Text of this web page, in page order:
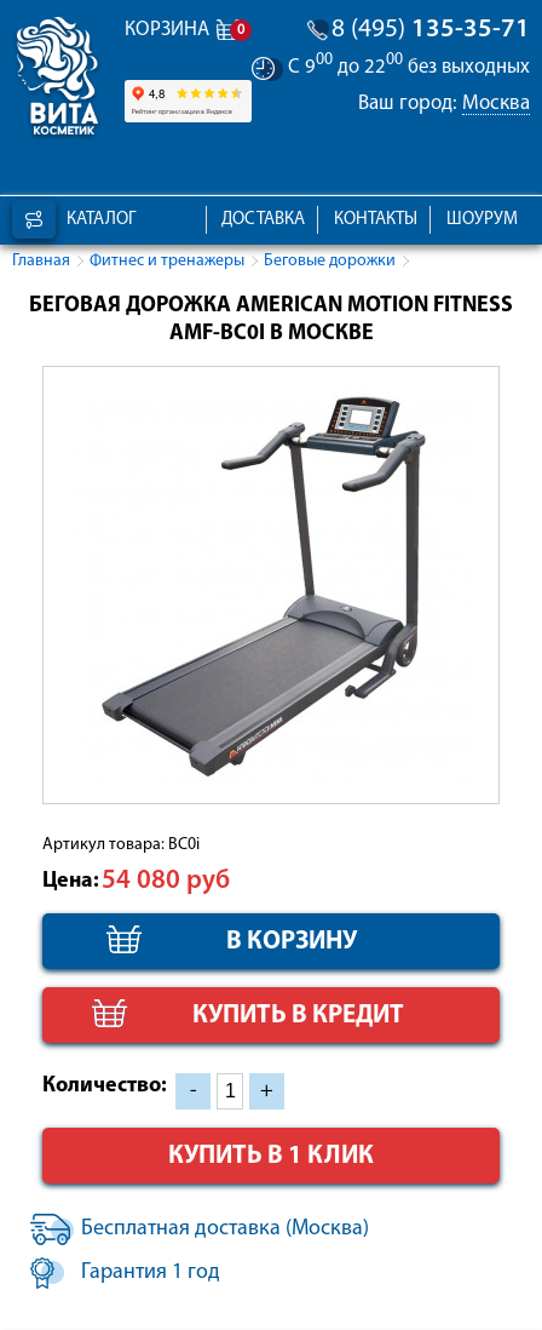
КОРЗИНА 0 8 (495) 135-35-71
С 900 до 2200 без выходных
Ваш город: Москва
КАТАЛОГ ШОУРУМ
КОНТАКТЫ
ДОСТАВКА
Главная Фитнес и тренажеры Беговые дорожки
БЕГОВАЯ ДОРОЖКА AMERICAN MOTION FITNESS
AMF-BC0I В МОСКВЕ
Артикул товара: BC0i
Цена: 54 080 руб
КУПИТЬ В КРЕДИТ
Количество: - +
КУПИТЬ В 1 КЛИК
Бесплатная доставка (Москва)
Гарантия 1 год